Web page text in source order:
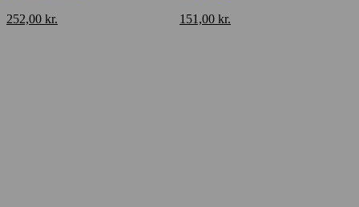
252,00 kr. 151,00 kr.